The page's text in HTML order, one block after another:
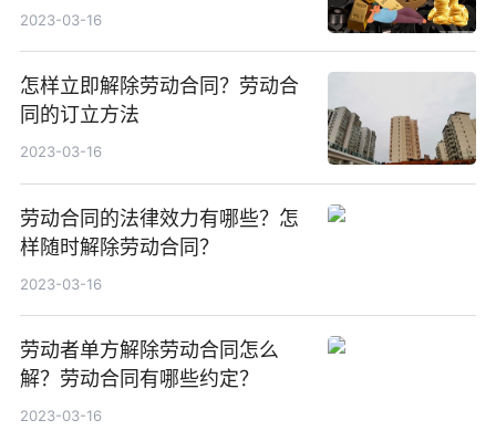
2023-03-16
怎样立即解除劳动合同？劳动合
同的订立方法
2023-03-16
劳动合同的法律效力有哪些？怎
样随时解除劳动合同？
2023-03-16
劳动者单方解除劳动合同怎么
解？劳动合同有哪些约定？
2023-03-16